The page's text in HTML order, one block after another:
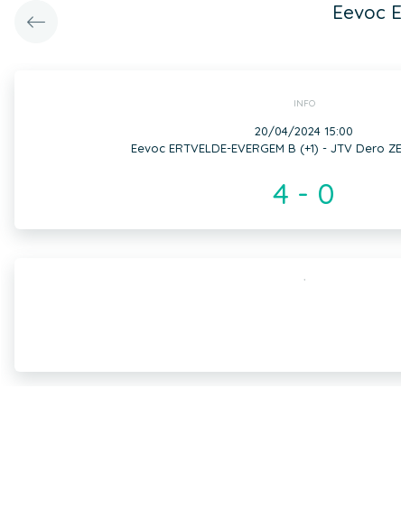
Eevoc
INFO
20/04/2024 15:00
Eevoc ERTVELDE-EVERGEM B (+1) - JTV Dero
4 - 0
,